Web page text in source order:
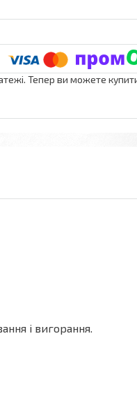
Тепер ви можете
і вигорання.